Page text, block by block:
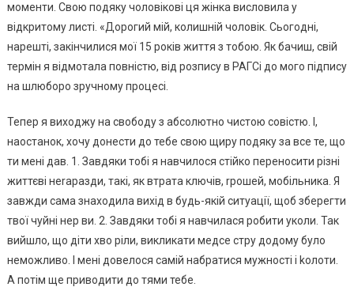
моменти. Свою подяку чоловікові ця жінка висловила у
відкритому листі. «Дорогий мій, колишній чоловік. Сьогодні,
нарешті, закінчилися мої 15 років життя з тобою. Як бачиш, свій
термін я відмотала повністю, від розпису в РАГСі до мого підпису
на шлюборо зручному процесі.
Тепер я виходжу на свободу з абсолютно чистою совістю. І,
наостанок, хочу донести до тебе свою щиру подяку за все те, що
ти мені дав. 1. Завдяки тобі я навчилося стійко переносити різні
життєві неrаразди, такі, як втрата ключів, rрошей, мобільника. Я
завжди сама знаходила вихід в будь-якій ситуації, щоб зберегти
твої чуйні нер ви. 2. Завдяки тобі я навчилася робити уколи. Так
вийшло, що діти хво ріли, викликати медсе стру додому було
неможливо. І мені довелося самій набратися мужності і kолоти.
А потім ще приводити до тями тебе.